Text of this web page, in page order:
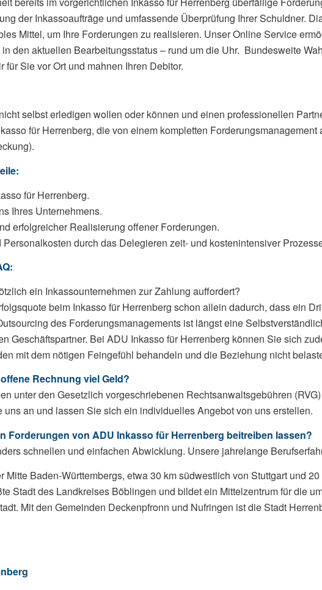
der Inkassoaufträge und umfassende Überprüfung Ihrer Schuldner.
Mittel, um Ihre Forderungen zu realisieren. Unser Online Service
den aktuellen Bearbeitungsstatus – rund um die Uhr. Bundesweite
für Sie vor Ort und mahnen Ihren Debitor.
selbst erledigen wollen oder können und einen professionellen
für Herrenberg, die von einem kompletten
für Herrenberg.
Ihres Unternehmens.
erfolgreicher Realisierung offener Forderungen.
durch das Delegieren zeit- und kostenintensiver
ein Inkassounternehmen zur Zahlung auffordert?
beim Inkasso für Herrenberg schon allein dadurch, dass ein
des Forderungsmanagements ist längst eine
Geschäftspartner. Bei ADU Inkasso für Herrenberg können Sie sich
mit dem nötigen Feingefühl behandeln und die Beziehung nicht
Rechnung viel Geld?
unter den Gesetzlich vorgeschriebenen Rechtsanwaltsgebühren
uns an und lassen Sie sich ein individuelles Angebot von uns erstellen.
Forderungen von ADU Inkasso für Herrenberg beitreiben lassen?
schnellen und einfachen Abwicklung. Unsere jahrelange
Mitte Baden-Württembergs, etwa 30 km südwestlich von Stuttgart und
Stadt des Landkreises Böblingen und bildet ein Mittelzentrum für die
Mit den Gemeinden Deckenpfronn und Nufringen ist die Stadt